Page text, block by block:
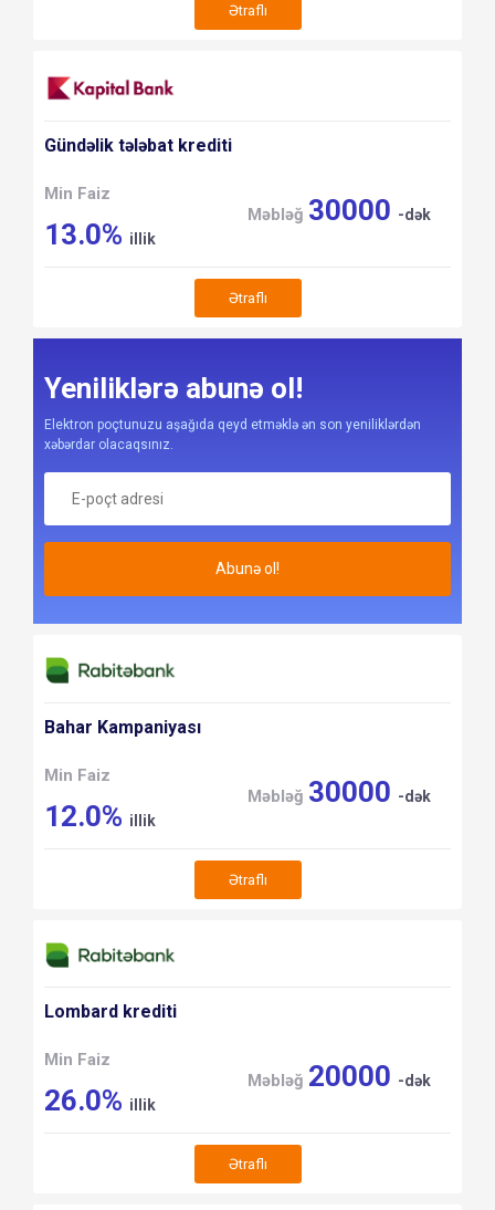
Ətraflı
Gündəlik tələbat krediti
Min Faiz
13.0% illik
Məbləğ 30000 -dək
Ətraflı
Yeniliklərə abunə ol!
Elektron poçtunuzu aşağıda qeyd etməklə ən son yeniliklərdən
xəbərdar olacaqsınız.
Abunə ol!
Bahar Kampaniyası
Min Faiz
12.0% illik
Məbləğ 30000 -dək
Ətraflı
Lombard krediti
Min Faiz
26.0% illik
Məbləğ 20000 -dək
Ətraflı